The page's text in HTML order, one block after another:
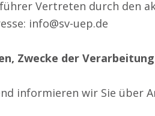
Vertreten durch den
info@sv-uep.de
Zwecke der
informieren wir Sie über